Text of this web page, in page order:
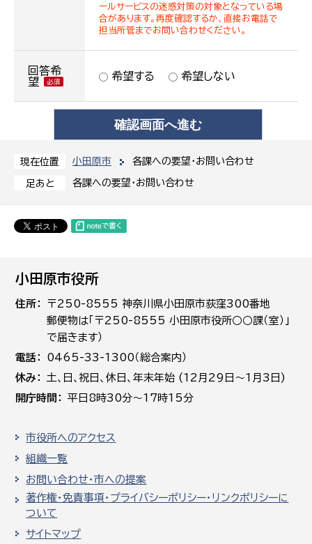
現在位置 小田原市 各課への要望・お問い合わせ
足あと 各課への要望・お問い合わせ
ールサービスの迷惑対策の対象となっている場
合があります。再度確認するか、直接お電話で
担当所管までお問い合わせください。
回答希
望
希望する 希望しない
小田原市役所
住所
〒250-8555 神奈川県小田原市荻窪300番地
郵便物は「〒250-8555 小田原市役所○○課（室）」
で届きます）
電話
0465-33-1300（総合案内）
休み
土､日､祝日、休日、年末年始 (12月29日～1月3日)
開庁時間
平日8時30分～17時15分
市役所へのアクセス
組織一覧
お問い合わせ・市への提案
著作権・免責事項・プライバシーポリシー・リンクポリシーに
ついて
サイトマップ